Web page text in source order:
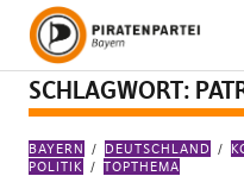
SCHLAGWORT:
BAYERN DEUTSCHLAND
POLITIK
TOPTHEMA